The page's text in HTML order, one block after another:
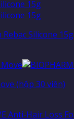
Silicone 15g
(hộp 30 viên)